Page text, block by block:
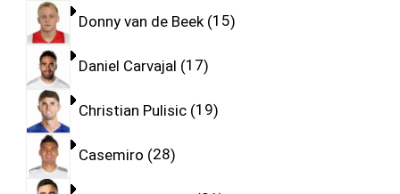
Donny van de Beek 15
Daniel Carvajal 17
Christian Pulisic 19
Casemiro 28